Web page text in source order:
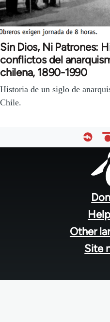
Sin Dios, Ni Patrones:
conflictos del
chilena, 1890-1990
Historia de un siglo de
Chile.
Other
Site